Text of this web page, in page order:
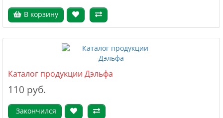
В корзину
Каталог продукции Дэльфа
110 руб.
Закончился